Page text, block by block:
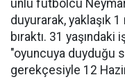
ünlü futbolcu
duyurarak, yaklaşık
bıraktı. 31 yaşındaki
"oyuncuya duyduğu
gerekçesiyle 12